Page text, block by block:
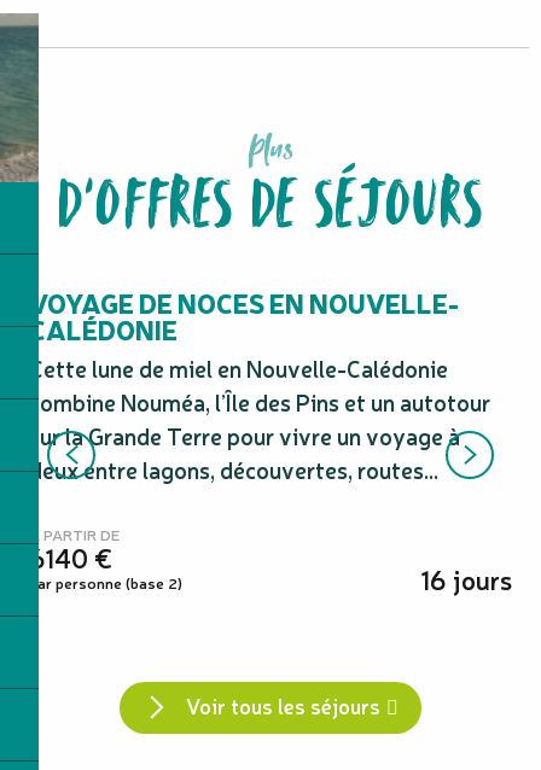
Plus
D'OFFRES DE SÉJOURS
VOYAGE DE NOCES EN NOUVELLE-
CALÉDONIE
Cette lune de miel en Nouvelle-Calédonie
combine Nouméa, l’Île des Pins et un autotour
sur la Grande Terre pour vivre un voyage à
deux entre lagons, découvertes, routes...
À PARTIR DE
6140 €
par personne (base 2) 16 jours
La Route des Voyages
Voir tous les séjours